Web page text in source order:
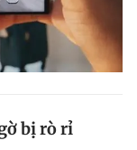
bị rò rỉ